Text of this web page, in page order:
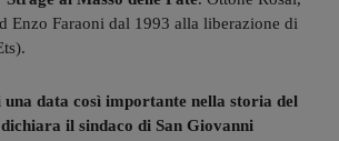
Enzo Faraoni dal 1993 alla liberazione di
data così importante nella storia del
il sindaco di San Giovanni